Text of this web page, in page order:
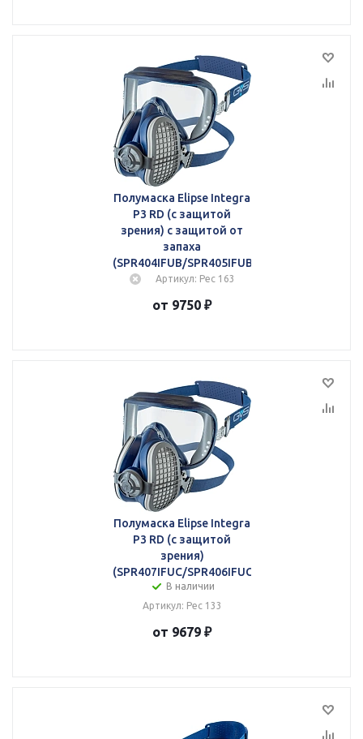
Полумаска Elipse Integra
P3 RD (с защитой
зрения) с защитой от
запаха
(SPR404IFUB/SPR405IFUB)
Артикул: Рес 163
от 9750 ₽
Полумаска Elipse Integra
P3 RD (с защитой
зрения)
(SPR407IFUC/SPR406IFUC)
В наличии
Артикул: Рес 133
от 9679 ₽